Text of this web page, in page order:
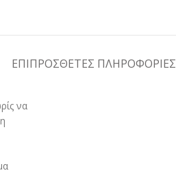
ΕΠΙΠΡΌΣΘΕΤΕΣ ΠΛΗΡΟΦΟΡΊΕΣ
να